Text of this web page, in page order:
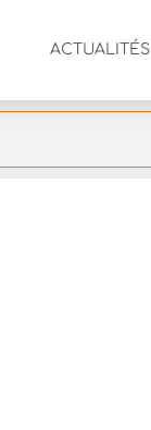
ACTUALITÉS